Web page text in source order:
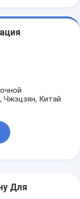
Чжэцзян, Китай
Для